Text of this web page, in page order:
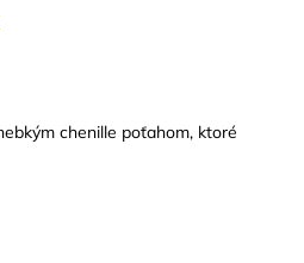
chenille poťahom, ktoré